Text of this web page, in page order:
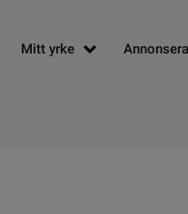
Mitt yrke Annonsera